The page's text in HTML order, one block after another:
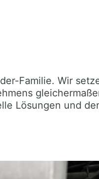
Familie. Wir
Lösungen und